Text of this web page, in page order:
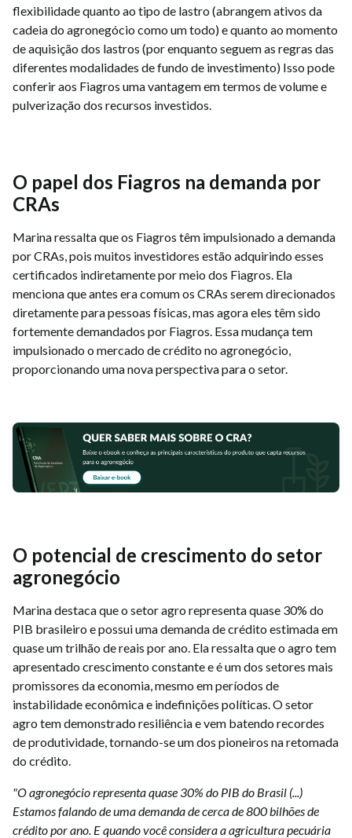
flexibilidade quanto ao tipo de lastro (abrangem ativos da
cadeia do agronegócio como um todo) e quanto ao momento
de aquisição dos lastros (por enquanto seguem as regras das
diferentes modalidades de fundo de investimento) Isso pode
conferir aos Fiagros uma vantagem em termos de volume e
pulverização dos recursos investidos.
O papel dos Fiagros na demanda por
CRAs
Marina ressalta que os Fiagros têm impulsionado a demanda
por CRAs, pois muitos investidores estão adquirindo esses
certificados indiretamente por meio dos Fiagros. Ela
menciona que antes era comum os CRAs serem direcionados
diretamente para pessoas físicas, mas agora eles têm sido
fortemente demandados por Fiagros. Essa mudança tem
impulsionado o mercado de crédito no agronegócio,
proporcionando uma nova perspectiva para o setor.
O potencial de crescimento do setor
agronegócio
Marina destaca que o setor agro representa quase 30% do
PIB brasileiro e possui uma demanda de crédito estimada em
quase um trilhão de reais por ano. Ela ressalta que o agro tem
apresentado crescimento constante e é um dos setores mais
promissores da economia, mesmo em períodos de
instabilidade econômica e indefinições políticas. O setor
agro tem demonstrado resiliência e vem batendo recordes
de produtividade, tornando-se um dos pioneiros na retomada
do crédito.
"O agronegócio representa quase 30% do PIB do Brasil (...)
Estamos falando de uma demanda de cerca de 800 bilhões de
crédito por ano. E quando você considera a agricultura pecuária